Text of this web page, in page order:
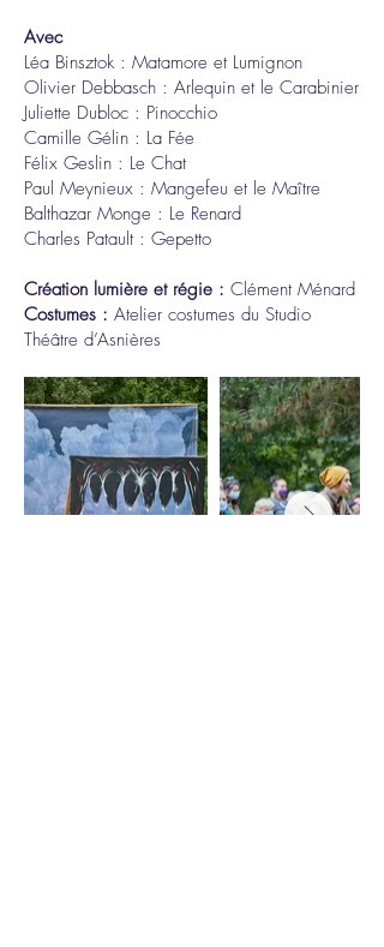
Avec​
Léa Binsztok : Matamore et Lumignon
Olivier Debbasch : Arlequin et le Carabinier
Juliette Dubloc : Pinocchio
Camille Gélin : La Fée
Félix Geslin : Le Chat
Paul Meynieux : Mangefeu et le Maître
Balthazar Monge : Le Renard
Charles Patault : Gepetto
Création lumière et régie : Clément Ménard
Costumes : Atelier costumes du Studio
Théâtre d’Asnières